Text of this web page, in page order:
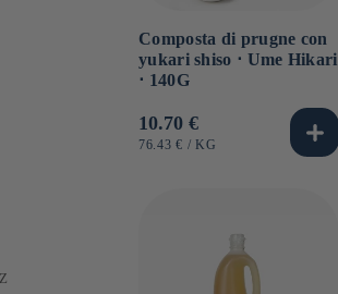
Composta di prugne con
yukari shiso ⋅ Ume Hikari
⋅ 140G
Prezzo
di
10.70 €
PREZZO
76.43 € / PER
KG